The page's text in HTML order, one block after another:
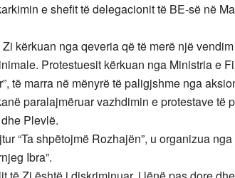
e shefit të delegacionit të BE-së në
kërkuan nga qeveria që të merë një
Protestuesit kërkuan nga Ministria e
të marra në mënyrë të paligjshme nga
paralajmëruar vazhdimin e protestave të
Plevlë.
“Ta shpëtojmë Rozhajën”, u organizua
Ibra”.